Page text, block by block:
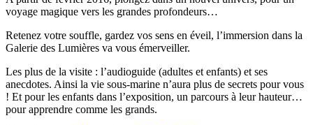
voyage magique vers les grandes profondeurs…
Retenez votre souffle, gardez vos sens en éveil, l’immersion dans la
Galerie des Lumières va vous émerveiller.
Les plus de la visite : l’audioguide (adultes et enfants) et ses
anecdotes. Ainsi la vie sous-marine n’aura plus de secrets pour vous
! Et pour les enfants dans l’exposition, un parcours à leur hauteur…
pour apprendre comme les grands.